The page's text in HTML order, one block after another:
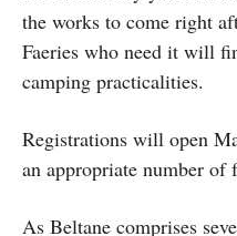
the works to come right
Faeries who need it will
camping practicalities.
Registrations will open
an appropriate number of
As Beltane comprises